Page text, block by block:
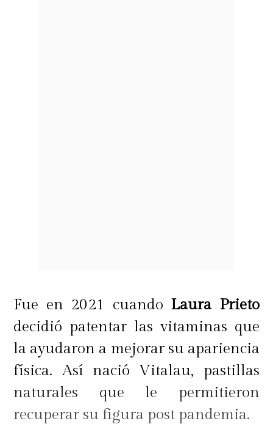
Fue en 2021 cuando Laura Prieto
decidió patentar las vitaminas que
la ayudaron a mejorar su apariencia
física. Así nació Vitalau, pastillas
naturales que le permitieron
recuperar su figura post pandemia.